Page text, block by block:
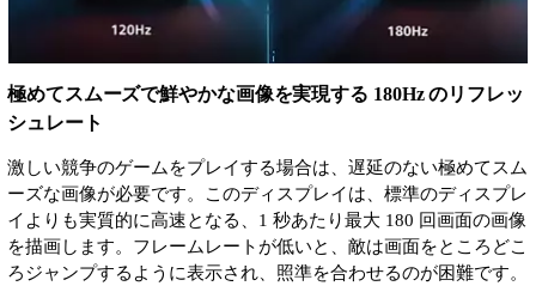
極めてスムーズで鮮やかな画像を実現する 180Hz のリフレッ
シュレート
激しい競争のゲームをプレイする場合は、遅延のない極めてスム
ーズな画像が必要です。このディスプレイは、標準のディスプレ
イよりも実質的に高速となる、1 秒あたり最大 180 回画面の画像
を描画します。フレームレートが低いと、敵は画面をところどこ
ろジャンプするように表示され、照準を合わせるのが困難です。